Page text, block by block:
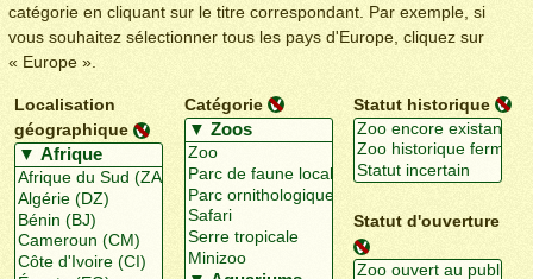
catégorie en cliquant sur le titre correspondant. Par exemple, si
vous souhaitez sélectionner tous les pays d'Europe, cliquez sur
« Europe ».
Localisation
géographique
Catégorie Statut historique
Statut d'ouverture